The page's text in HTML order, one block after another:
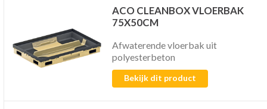
ACO CLEANBOX VLOERBAK
75X50CM
Afwaterende vloerbak uit
polyesterbeton
Bekijk dit product